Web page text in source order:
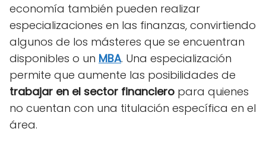
economía también pueden realizar
especializaciones en las finanzas, convirtiendo
algunos de los másteres que se encuentran
disponibles o un MBA. Una especialización
permite que aumente las posibilidades de
trabajar en el sector financiero para quienes
no cuentan con una titulación específica en el
área.